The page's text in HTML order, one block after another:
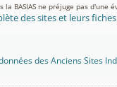
BASIAS ne préjuge pas d'une
des sites et leurs
des Anciens Sites